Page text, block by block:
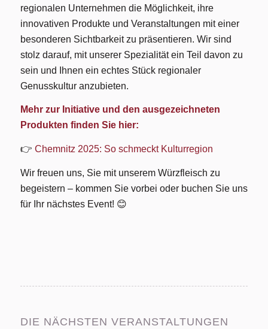
regionalen Unternehmen die Möglichkeit, ihre
innovativen Produkte und Veranstaltungen mit einer
besonderen Sichtbarkeit zu präsentieren. Wir sind
stolz darauf, mit unserer Spezialität ein Teil davon zu
sein und Ihnen ein echtes Stück regionaler
Genusskultur anzubieten.
Mehr zur Initiative und den ausgezeichneten
Produkten finden Sie hier:
👉 Chemnitz 2025: So schmeckt Kulturregion
Wir freuen uns, Sie mit unserem Würzfleisch zu
begeistern – kommen Sie vorbei oder buchen Sie uns
für Ihr nächstes Event! 😊
DIE NÄCHSTEN VERANSTALTUNGEN